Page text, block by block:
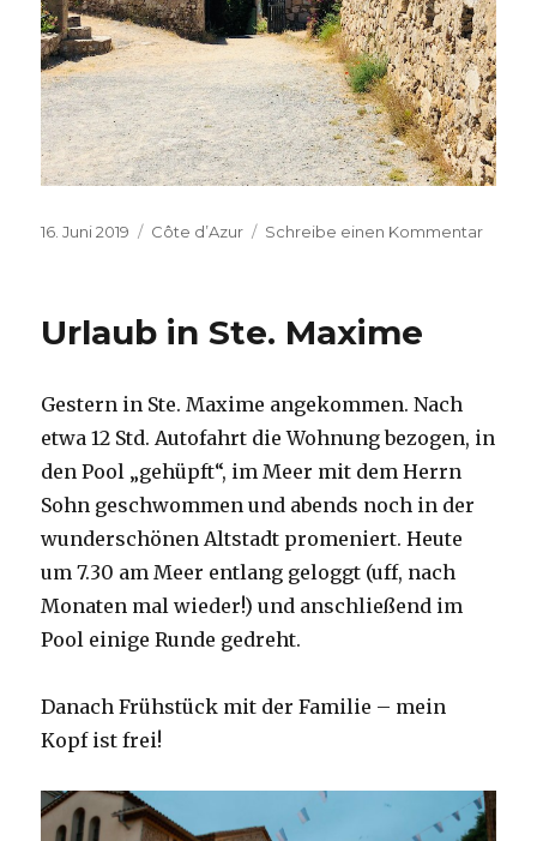
Veröffentlicht
16. Juni 2019 Kategorien
Côte d’Azur Schreibe einen Kommentarzu
Urlaub in Ste. Maxime
Gestern in Ste. Maxime angekommen. Nach
etwa 12 Std. Autofahrt die Wohnung bezogen, in
den Pool „gehüpft“, im Meer mit dem Herrn
Sohn geschwommen und abends noch in der
wunderschönen Altstadt promeniert. Heute
um 7.30 am Meer entlang geloggt (uff, nach
Monaten mal wieder!) und anschließend im
Pool einige Runde gedreht.
Danach Frühstück mit der Familie – mein
Kopf ist frei!